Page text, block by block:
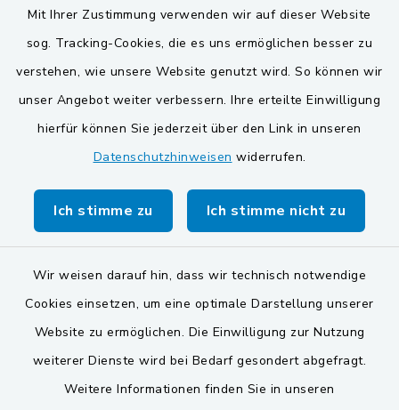
Mit Ihrer Zustimmung verwenden wir auf dieser Website
sog. Tracking-Cookies, die es uns ermöglichen besser zu
verstehen, wie unsere Website genutzt wird. So können wir
unser Angebot weiter verbessern. Ihre erteilte Einwilligung
hierfür können Sie jederzeit über den Link in unseren
Datenschutzhinweisen widerrufen.
Ich stimme zu Ich stimme nicht zu
Wir weisen darauf hin, dass wir technisch notwendige
Cookies einsetzen, um eine optimale Darstellung unserer
Website zu ermöglichen. Die Einwilligung zur Nutzung
weiterer Dienste wird bei Bedarf gesondert abgefragt.
Weitere Informationen finden Sie in unseren
Gemeinden der
Verwaltungsgemeinschaft
Gemeinde Schwarzach bei Nabburg
Kontakt
Barrierefreiheit